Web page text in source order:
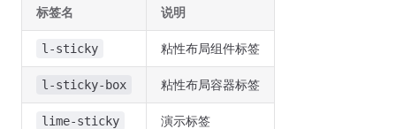
标签名 说明
l-sticky 粘性布局组件标签
l-sticky-box 粘性布局容器标签
lime-sticky 演示标签